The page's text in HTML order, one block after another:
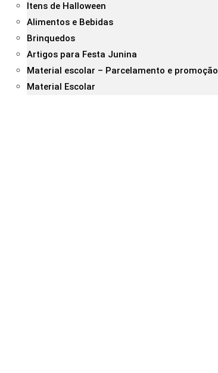
Itens de Halloween
Alimentos e Bebidas
Brinquedos
Artigos para Festa Junina
Material escolar – Parcelamento e promoção
Material Escolar